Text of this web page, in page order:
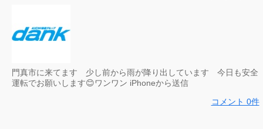
門真市に来てます 少し前から雨が降り出しています 今日も安全
運転でお願いします😊ワンワン iPhoneから送信
コメント 0件